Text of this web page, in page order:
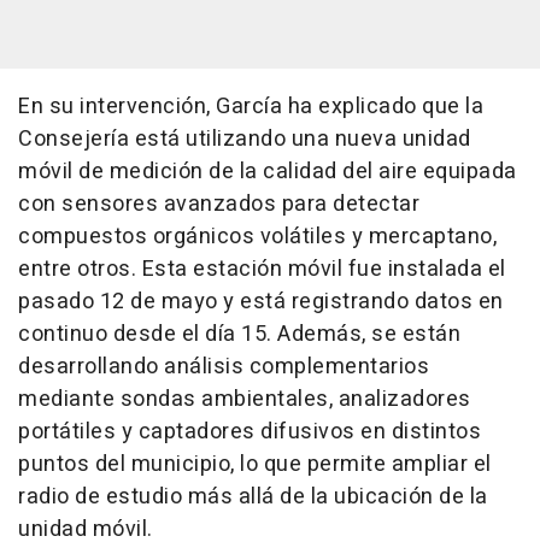
En su intervención, García ha explicado que la
Consejería está utilizando una nueva unidad
móvil de medición de la calidad del aire equipada
con sensores avanzados para detectar
compuestos orgánicos volátiles y mercaptano,
entre otros. Esta estación móvil fue instalada el
pasado 12 de mayo y está registrando datos en
continuo desde el día 15. Además, se están
desarrollando análisis complementarios
mediante sondas ambientales, analizadores
portátiles y captadores difusivos en distintos
puntos del municipio, lo que permite ampliar el
radio de estudio más allá de la ubicación de la
unidad móvil.